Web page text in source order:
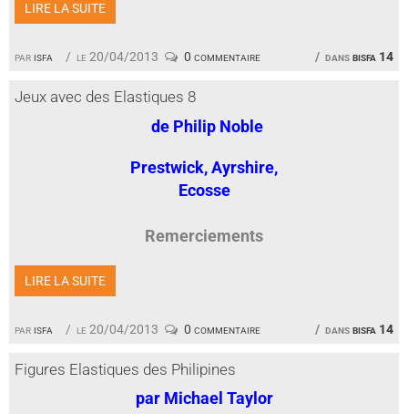
par isfa le 20/04/2013 dansbisfa 14
0 commentaire
LIRE LA SUITE
Jeux avec des Elastiques 8
par isfa le 20/04/2013 dansbisfa 14
0 commentaire
de Philip Noble
Prestwick, Ayrshire,
Ecosse
Remerciements
LIRE LA SUITE
Figures Elastiques des Philipines
par Michael Taylor